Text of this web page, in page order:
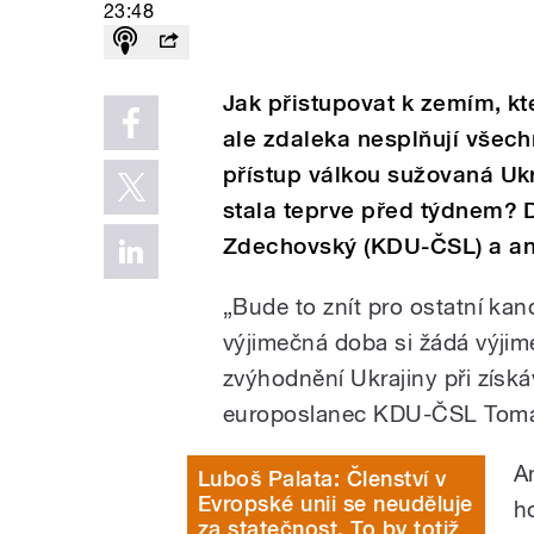
23:48
Jak přistupovat k zemím,
ale zdaleka nesplňují
přístup válkou sužovaná
stala teprve před týdnem?
Zdechovský (KDU-ČSL) a
„Bude to znít pro ostatní
výjimečná doba si žádá
zvýhodnění Ukrajiny při
europoslanec KDU-ČSL
Luboš Palata: Členství v
Evropské unii se neuděluje
za statečnost. To by totiž